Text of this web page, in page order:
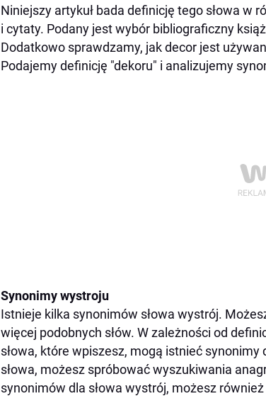
Niniejszy artykuł bada definicję tego słowa w
i cytaty. Podany jest wybór bibliograficzny
Dodatkowo sprawdzamy, jak decor jest
Podajemy definicję "dekoru" i analizujemy
Synonimy wystroju
Istnieje kilka synonimów słowa wystrój.
więcej podobnych słów. W zależności od
słowa, które wpiszesz, mogą istnieć
słowa, możesz spróbować wyszukiwania
synonimów dla słowa wystrój, możesz